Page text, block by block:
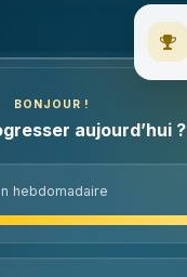
BONJOUR !
aujourd’hui ?
hebdomadaire